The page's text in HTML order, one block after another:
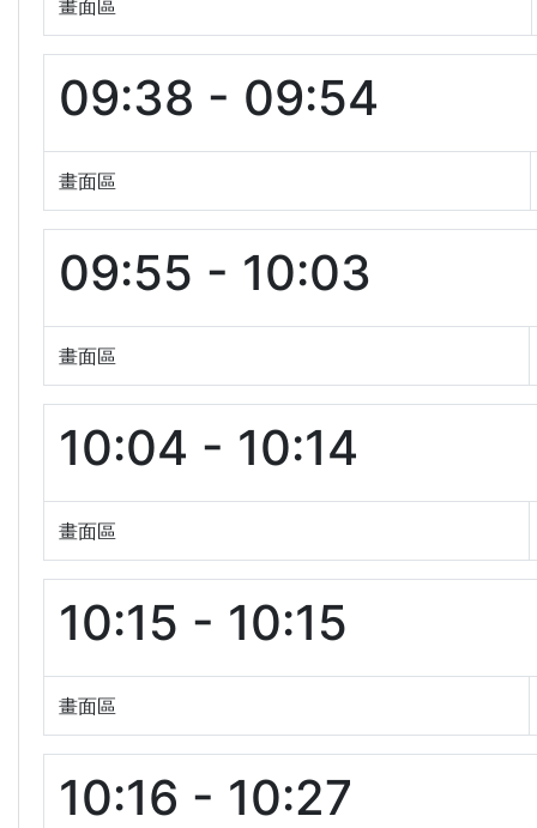
畫面區
09:38 - 09:54
畫面區
09:55 - 10:03
畫面區
10:04 - 10:14
畫面區
10:15 - 10:15
畫面區
10:16 - 10:27